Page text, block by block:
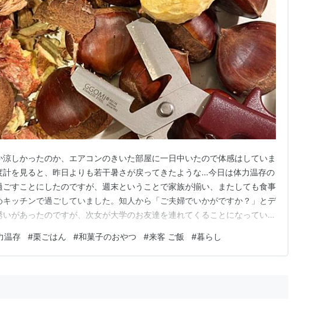
涼しかったのか、エアコンのきいた部屋に一日中いたので体感はしていま
計を見ると、昨日よりも若干暑さが戻ってきたような…今日は体力温存の
ごすことにしたのですが、週末ということで家族が揃い、またしても食事
キッチンで過ごしていました。知人から「ご夫婦でいかがですか？」とデ
いがあったのですが、次女が大学のお友達を連れてくることになっていた
ので、滅多なことではお誘いを断ることはありません。私は子供達のため
御飯作りです。 美味しそうな栗があったので…
温存 #栗ごはん #和菓子のおやつ #来客 ご飯 #暮らし